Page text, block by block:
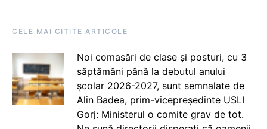
CELE MAI CITITE ARTICOLE
Noi comasări de clase și posturi, cu 3
săptămâni până la debutul anului
școlar 2026-2027, sunt semnalate de
Alin Badea, prim-vicepreședinte USLI
Gorj: Ministerul o comite grav de tot.